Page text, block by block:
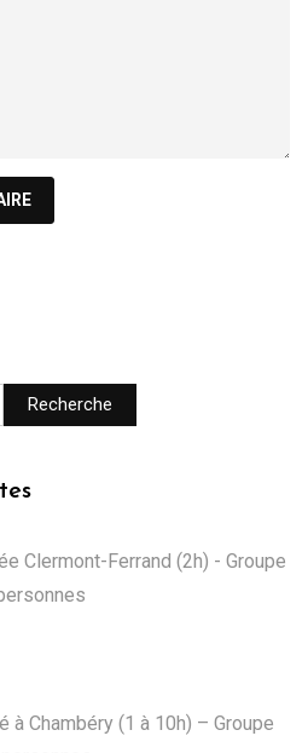
Recherche
Clermont-Ferrand (2h) - Groupe
à Chambéry (1 à 10h) – Groupe